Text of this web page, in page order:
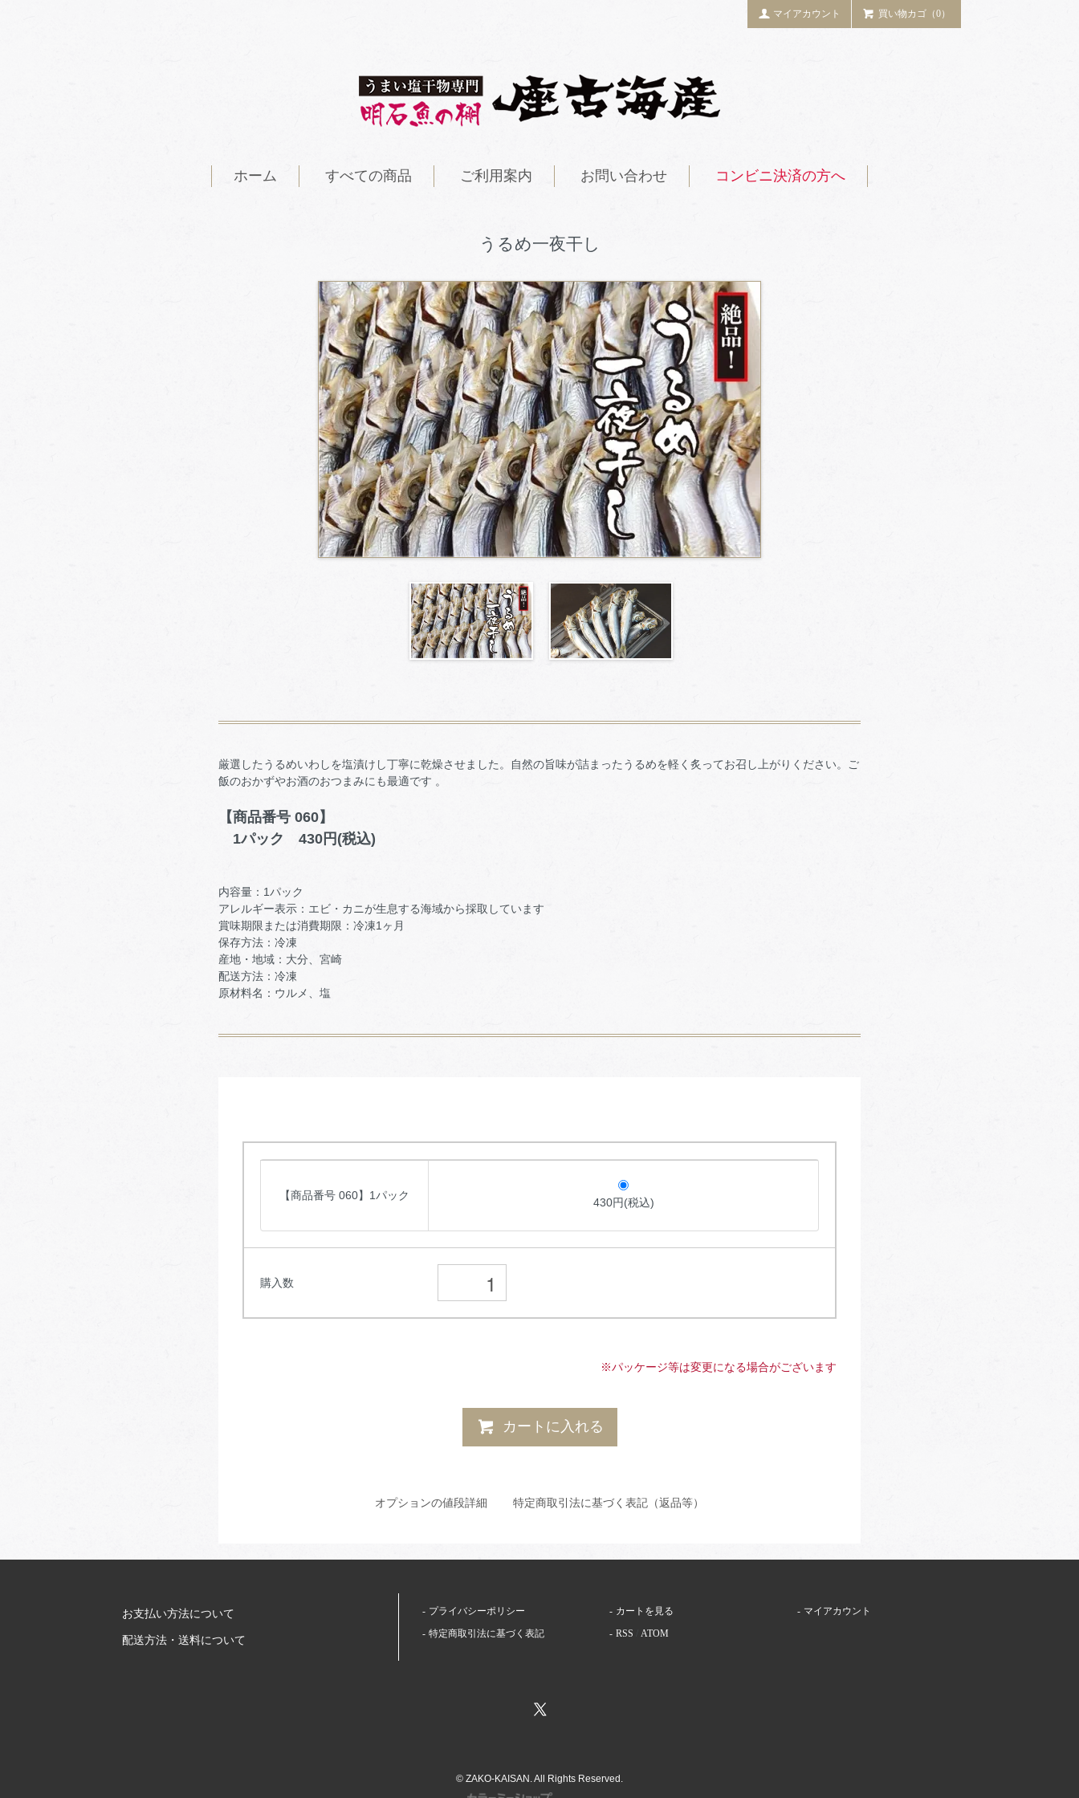
買い物カゴ（0）
マイアカウント
ホーム すべての商品 ご利用案内 お問い合わせ コンビニ決済の方へ
うるめ一夜干し
厳選したうるめいわしを塩漬けし丁寧に乾燥させました。自然の旨味が詰まったうるめを軽く炙ってお召し上がりください。ご
飯のおかずやお酒のおつまみにも最適です 。
【商品番号 060】
1パック 430円(税込)
内容量：1パック
アレルギー表示：エビ・カニが生息する海域から採取しています
賞味期限または消費期限：冷凍1ヶ月
保存方法：冷凍
産地・地域：大分、宮崎
配送方法：冷凍
原材料名：ウルメ、塩
【商品番号 060】1パック
430円(税込)
購入数
※パッケージ等は変更になる場合がございます
カートに入れる
オプションの値段詳細 特定商取引法に基づく表記（返品等）
お支払い方法について
配送方法・送料について
プライバシーポリシー
特定商取引法に基づく表記
カートを見る
RSS /ATOM
マイアカウント
© ZAKO-KAISAN. All Rights Reserved.